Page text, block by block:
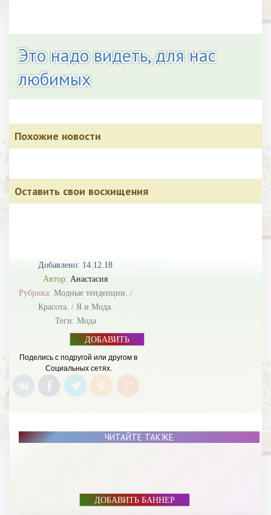
Добавлено: 14.12.18
Автор: Анастасия
Рубрика: Модные тенденции. /
Красота. / Я и Мода.
Теги: Мода
ДОБАВИТЬ
Поделись с подругой или другом в
Социальных сетях.
Это надо видеть, для нас
любимых
Похожие новости
Оставить свои восхищения
ЧИТАЙТЕ ТАКЖЕ
ДОБАВИТЬ БАННЕР